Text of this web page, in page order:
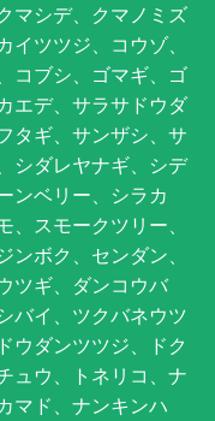
マシデ、クマノミズ
ツツジ、コウゾ、
コブシ、ゴマギ、ゴ
エデ、サラサドウダ
タギ、サンザシ、サ
シダレヤナギ、シデ
ンベリー、シラカ
スモークツリー、
ボク、センダン、
ツギ、ダンコウバ
バイ、ツクバネウツ
ウダンツツジ、ドク
ュウ、トネリコ、ナ
マド、ナンキンハ